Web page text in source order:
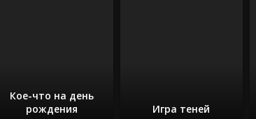
Кое-что на день
рождения
Игра теней